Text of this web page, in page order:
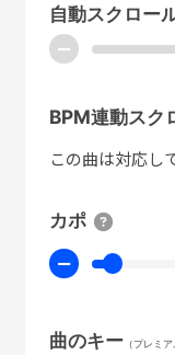
自動スクロー
ー
BPM連動スク
この曲は対応し
カポ
ー
曲のキー（プレミア